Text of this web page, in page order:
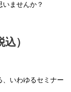
いませんか？
込）
、いわゆるセミナー